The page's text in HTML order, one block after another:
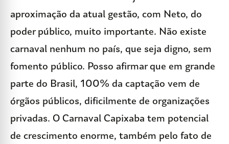
aproximação da atual gestão, com Neto, do
poder público, muito importante. Não existe
carnaval nenhum no país, que seja digno, sem
fomento público. Posso afirmar que em grande
parte do Brasil, 100% da captação vem de
órgãos públicos, dificilmente de organizações
privadas. O Carnaval Capixaba tem potencial
de crescimento enorme, também pelo fato de